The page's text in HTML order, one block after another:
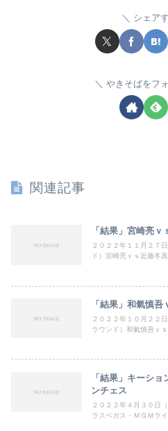
シェア
やきそばをフ
関連記事
「結果」宮崎亮ｖ
２０２２年１１月２７
ド）宮崎亮ｖｓ近藤冬
「結果」和氣慎吾
２０２２年１０月２２
ラウンド）和氣慎吾ｖ
「結果」キーシ
ンチェス
２０２２年４月３０日
ラスベガス・ＭＧＭラ